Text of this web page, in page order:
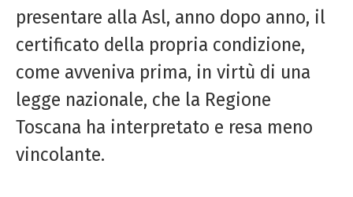
presentare alla Asl, anno dopo anno, il
certificato della propria condizione,
come avveniva prima, in virtù di una
legge nazionale, che la Regione
Toscana ha interpretato e resa meno
vincolante.